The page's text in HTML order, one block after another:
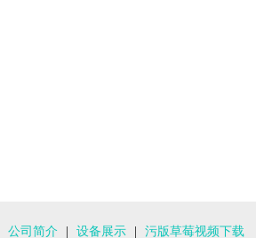
公司简介 设备展示 污版草莓视频下载